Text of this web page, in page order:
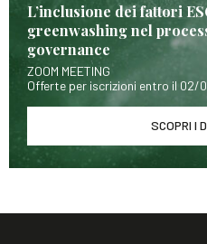
L’inclusione dei fattori
greenwashing nel
governance
ZOOM MEETING
Offerte per iscrizioni entro il 02/
SCOPRI I